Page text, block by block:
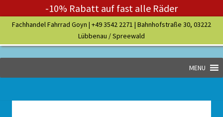
-10% Rabatt auf fast alle Räder
Fachhandel Fahrrad Goyn | +49 3542 2271 | Bahnhofstraße 30, 03222
Lübbenau / Spreewald
MENU